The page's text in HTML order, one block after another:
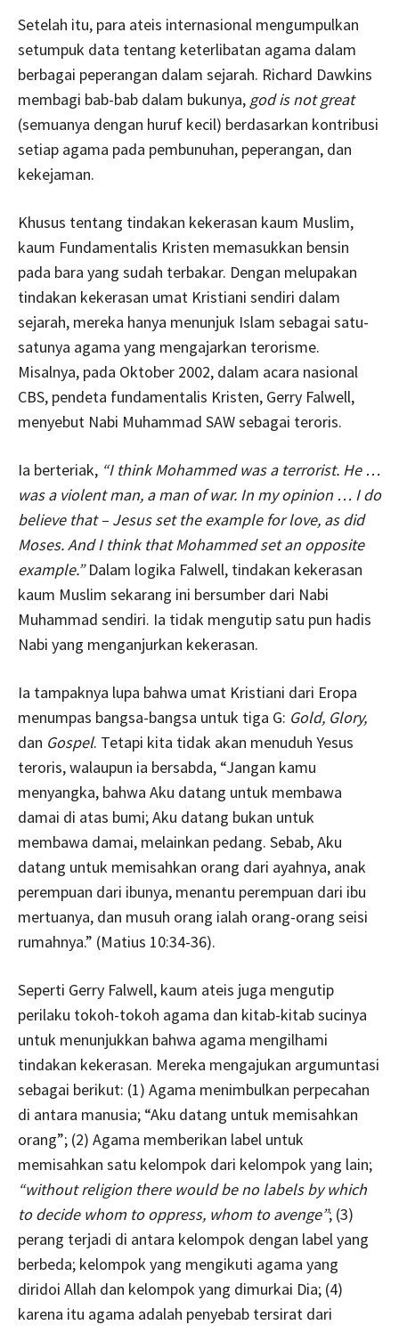
Setelah itu, para ateis internasional mengumpulkan
setumpuk data tentang keterlibatan agama dalam
berbagai peperangan dalam sejarah. Richard Dawkins
membagi bab-bab dalam bukunya, god is not great
(semuanya dengan huruf kecil) berdasarkan kontribusi
setiap agama pada pembunuhan, peperangan, dan
kekejaman.
Khusus tentang tindakan kekerasan kaum Muslim,
kaum Fundamentalis Kristen memasukkan bensin
pada bara yang sudah terbakar. Dengan melupakan
tindakan kekerasan umat Kristiani sendiri dalam
sejarah, mereka hanya menunjuk Islam sebagai satu-
satunya agama yang mengajarkan terorisme.
Misalnya, pada Oktober 2002, dalam acara nasional
CBS, pendeta fundamentalis Kristen, Gerry Falwell,
menyebut Nabi Muhammad SAW sebagai teroris.
Ia berteriak, “I think Mohammed was a terrorist. He …
was a violent man, a man of war. In my opinion … I do
believe that – Jesus set the example for love, as did
Moses. And I think that Mohammed set an opposite
example.”Dalam logika Falwell, tindakan kekerasan
kaum Muslim sekarang ini bersumber dari Nabi
Muhammad sendiri. Ia tidak mengutip satu pun hadis
Nabi yang menganjurkan kekerasan.
Ia tampaknya lupa bahwa umat Kristiani dari Eropa
menumpas bangsa-bangsa untuk tiga G: Gold, Glory,
dan Gospel. Tetapi kita tidak akan menuduh Yesus
teroris, walaupun ia bersabda, “Jangan kamu
menyangka, bahwa Aku datang untuk membawa
damai di atas bumi; Aku datang bukan untuk
membawa damai, melainkan pedang. Sebab, Aku
datang untuk memisahkan orang dari ayahnya, anak
perempuan dari ibunya, menantu perempuan dari ibu
mertuanya, dan musuh orang ialah orang-orang seisi
rumahnya.” (Matius 10:34-36).
Seperti Gerry Falwell, kaum ateis juga mengutip
perilaku tokoh-tokoh agama dan kitab-kitab sucinya
untuk menunjukkan bahwa agama mengilhami
tindakan kekerasan. Mereka mengajukan argumuntasi
sebagai berikut: (1) Agama menimbulkan perpecahan
di antara manusia; “Aku datang untuk memisahkan
orang”; (2) Agama memberikan label untuk
memisahkan satu kelompok dari kelompok yang lain;
“without religion there would be no labels by which
to decide whom to oppress, whom to avenge”; (3)
perang terjadi di antara kelompok dengan label yang
berbeda; kelompok yang mengikuti agama yang
diridoi Allah dan kelompok yang dimurkai Dia; (4)
karena itu agama adalah penyebab tersirat dari